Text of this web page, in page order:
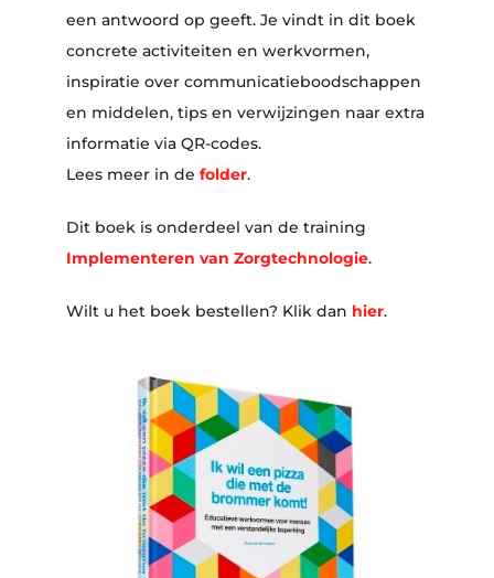
een antwoord op geeft. Je vindt in dit boek
concrete activiteiten en werkvormen,
inspiratie over communicatieboodschappen
en middelen, tips en verwijzingen naar extra
informatie via QR-codes.
Lees meer in de folder.
Dit boek is onderdeel van de training
Implementeren van Zorgtechnologie.
Wilt u het boek bestellen? Klik dan hier.